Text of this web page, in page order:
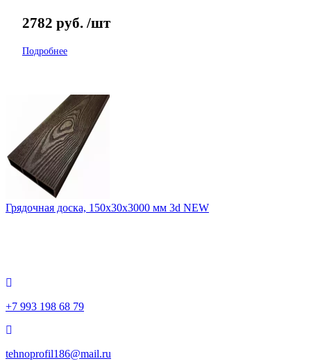
2782 руб. /шт
Подробнее
Грядочная доска, 150х30х3000 мм 3d NEW
+7 993 198 68 79
tehnoprofil186@mail.ru